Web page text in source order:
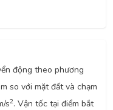
động theo phương
so với mặt đất và chạm
s2. Vận tốc tại điểm bắt